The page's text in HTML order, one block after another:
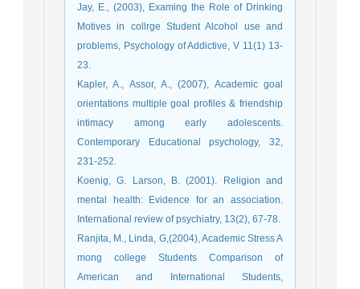
Jay, E., (2003), Examing the Role of Drinking
Motives in collrge Student Alcohol use and
problems, Psychology of Addictive, V 11(1) 13-
23.
Kapler, A., Assor, A., (2007), Academic goal
orientations multiple goal profiles & friendship
intimacy among early adolescents.
Contemporary Educational psychology, 32,
231-252.
Koenig, G. Larson, B. (2001). Religion and
mental health: Evidence for an association.
International review of psychiatry, 13(2), 67-78.
Ranjita, M., Linda, G,(2004), Academic Stress A
mong college Students Comparison of
American and International Students,